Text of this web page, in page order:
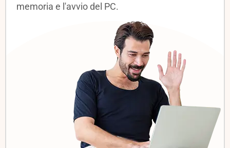
memoria e l'avvio del PC.